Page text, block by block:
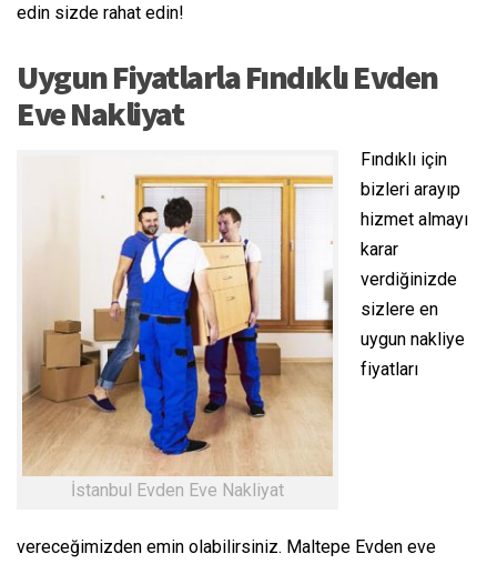
edin sizde rahat edin!
Uygun Fiyatlarla Fındıklı Evden
Eve Nakliyat
İstanbul Evden Eve Nakliyat
Fındıklı için
bizleri arayıp
hizmet almayı
karar
verdiğinizde
sizlere en
uygun nakliye
fiyatları
vereceğimizden emin olabilirsiniz. Maltepe Evden eve